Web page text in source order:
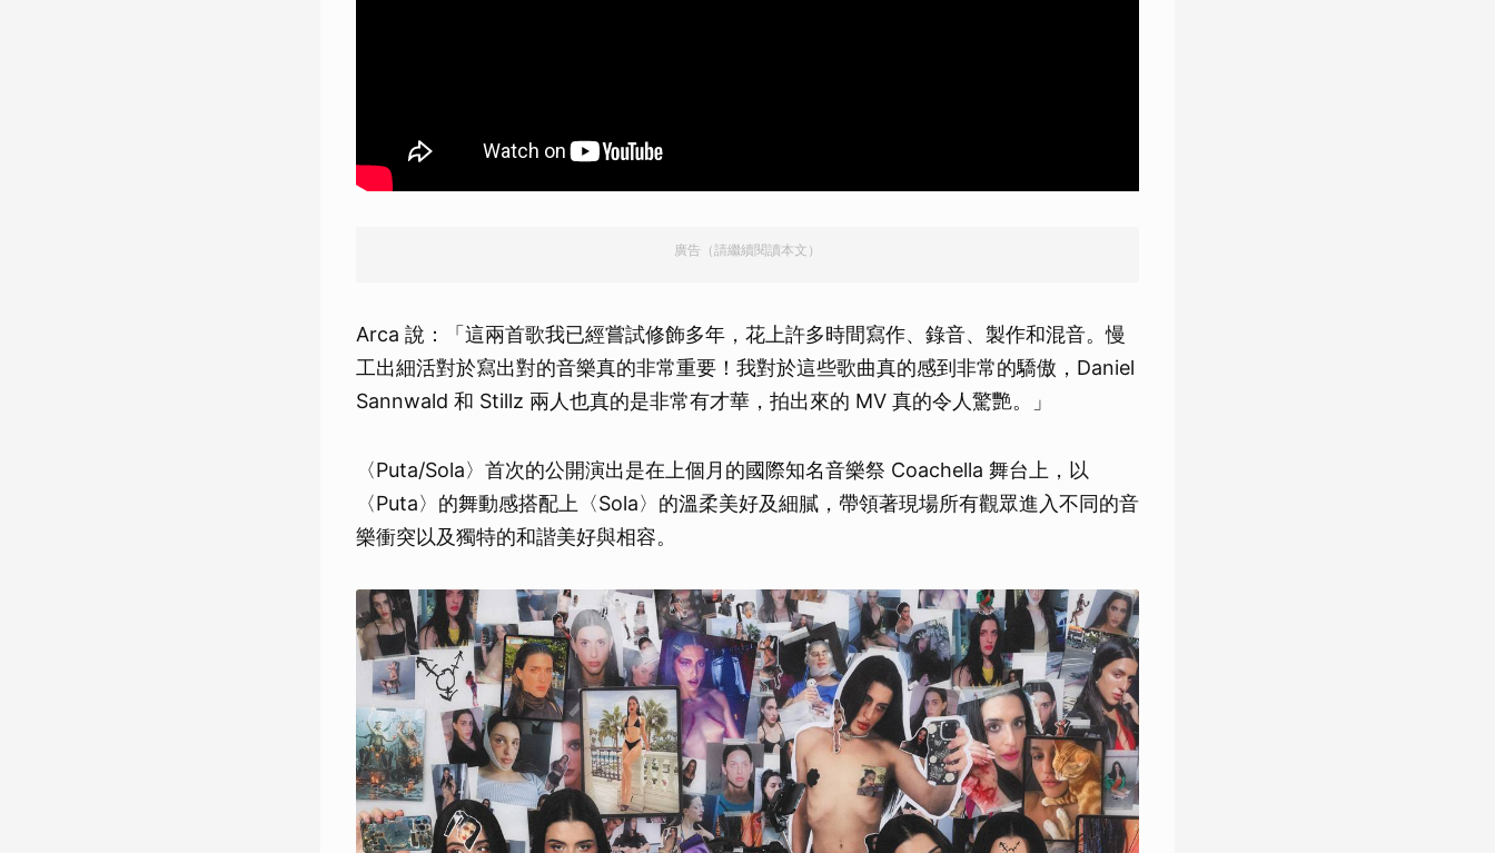
廣告（請繼續閱讀本文）
Arca 說：「這兩首歌我已經嘗試修飾多年，花上許多時間寫作、錄音、製作和混音。慢
工出細活對於寫出對的音樂真的非常重要！我對於這些歌曲真的感到非常的驕傲，Daniel
Sannwald 和 Stillz 兩人也真的是非常有才華，拍出來的 MV 真的令人驚艷。」
〈Puta/Sola〉首次的公開演出是在上個月的國際知名音樂祭 Coachella 舞台上，以
〈Puta〉的舞動感搭配上〈Sola〉的溫柔美好及細膩，帶領著現場所有觀眾進入不同的音
樂衝突以及獨特的和諧美好與相容。